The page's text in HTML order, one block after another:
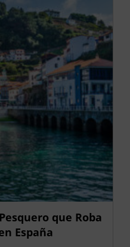
que Roba
España